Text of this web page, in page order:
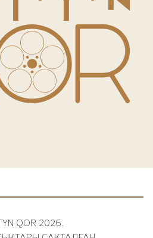
QOR 2026.